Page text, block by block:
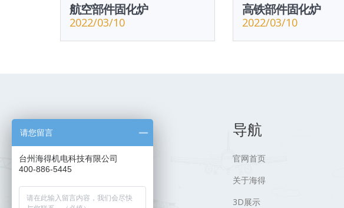
航空部件固化炉
2022/03/10
高铁部件固化炉
2022/03/10
导航
官网首页
关于海得
3D展示
请您留言
台州海得机电科技有限公司
400-886-5445